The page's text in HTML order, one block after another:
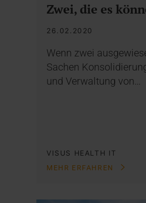
Zwei, die es
26.02.2020
Wenn zwei
Sachen
und Verwaltung von…
VISUS HEALTH IT
MEHR ERFAHREN